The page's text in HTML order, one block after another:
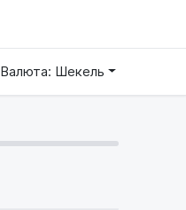
Валюта: Шекель